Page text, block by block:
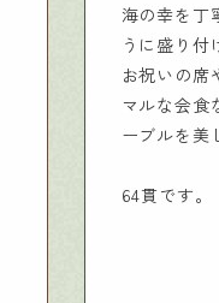
海の幸を丁
うに盛り付
お祝いの席
マルな会食
ーブルを美
64貫です。